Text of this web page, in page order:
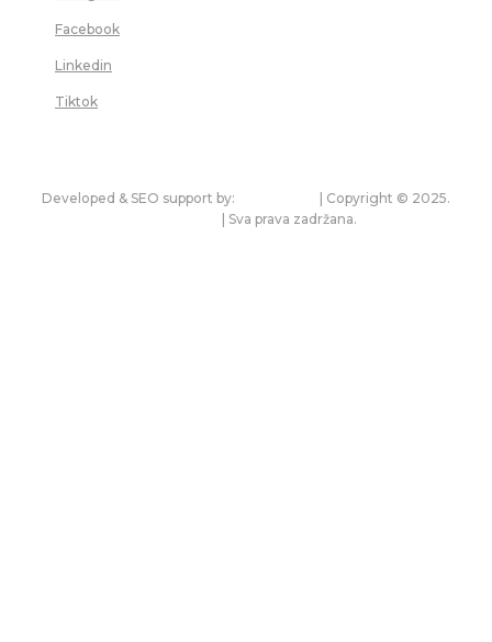
Facebook
Linkedin
Tiktok
Developed & SEO support by:
| Copyright © 2025.
| Sva prava zadržana.